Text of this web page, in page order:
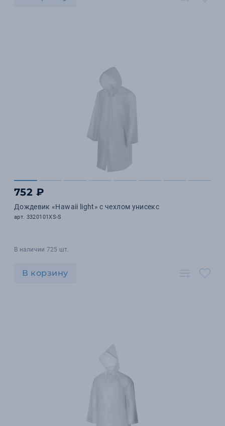
752 ₽
Дождевик «Hawaii light» c чехлом унисекс
арт. 3320101XS-S
В наличии 725 шт.
В корзину